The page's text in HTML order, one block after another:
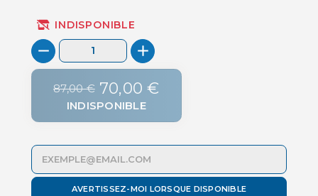
INDISPONIBLE
87,00 € 70,00 €
INDISPONIBLE
AVERTISSEZ-MOI LORSQUE DISPONIBLE